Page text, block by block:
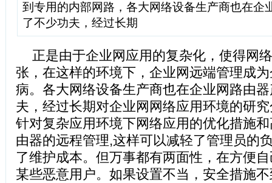
到专用的内部网路，各大网络设备生产商也在企
了不少功夫，经过长期
正是由于企业网应用的复杂化，使得网
张，在这样的环境下，企业网远端管理成
病。各大网络设备生产商也在企业网路由器
夫，经过长期对企业网网络应用环境的研
针对复杂应用环境下网络应用的优化措施
由器的远程管理,这样可以减轻了管理员的
了维护成本。但万事都有两面性，在方便
某些恶意用户。如果设置不当，安全措施